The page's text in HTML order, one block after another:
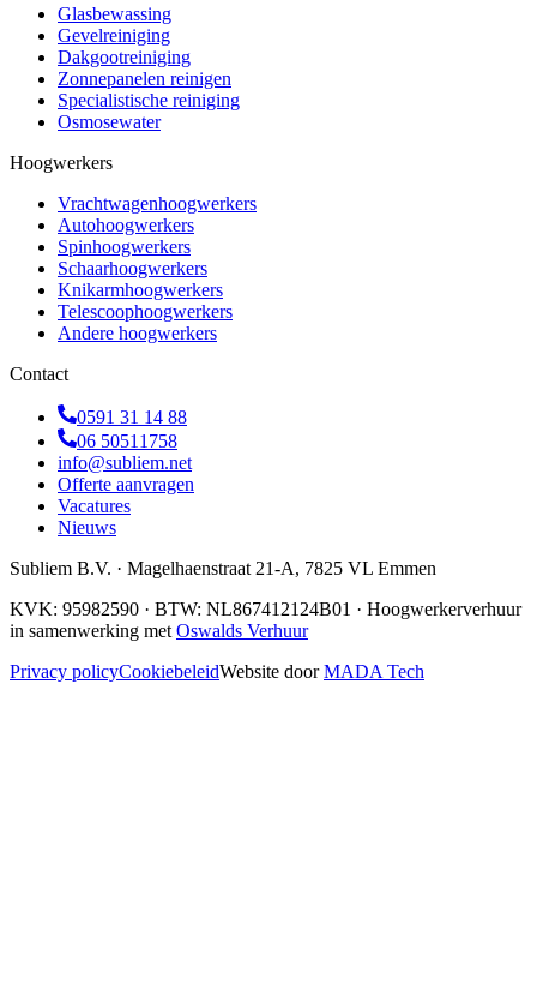
Glasbewassing
Gevelreiniging
Dakgootreiniging
Zonnepanelen reinigen
Specialistische reiniging
Osmosewater
Hoogwerkers
Vrachtwagenhoogwerkers
Autohoogwerkers
Spinhoogwerkers
Schaarhoogwerkers
Knikarmhoogwerkers
Telescoophoogwerkers
Andere hoogwerkers
Contact
0591 31 14 88
06 50511758
info@subliem.net
Offerte aanvragen
Vacatures
Nieuws
Subliem B.V. · Magelhaenstraat 21-A, 7825 VL Emmen
KVK: 95982590 · BTW: NL867412124B01 · Hoogwerkerverhuur
in samenwerking met Oswalds Verhuur
Privacy policyCookiebeleidWebsite door MADA Tech